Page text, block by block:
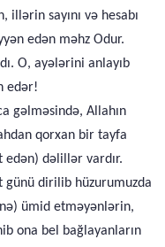
illərin sayını və hesabı
edən məhz Odur.
O, ayələrini anlayıb
edər!
gəlməsində, Allahın
qorxan bir tayfa
dəlillər vardır.
günü dirilib hüzurumuzda
ümid etməyənlərin,
ona bel bağlayanların